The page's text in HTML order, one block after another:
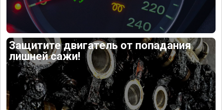
Защитите двигатель от попадания
лишней сажи!